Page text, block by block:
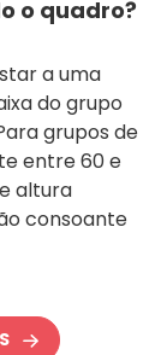
o quadro?
a uma
do grupo
grupos de
entre 60 e
altura
consoante